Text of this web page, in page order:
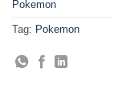
Pokemon
Tag: Pokemon